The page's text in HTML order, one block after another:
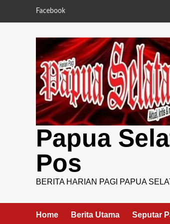
Facebook
Papua
Pos
BERITA HARIAN PAGI PAPUA
Home Berita Utama Seputar